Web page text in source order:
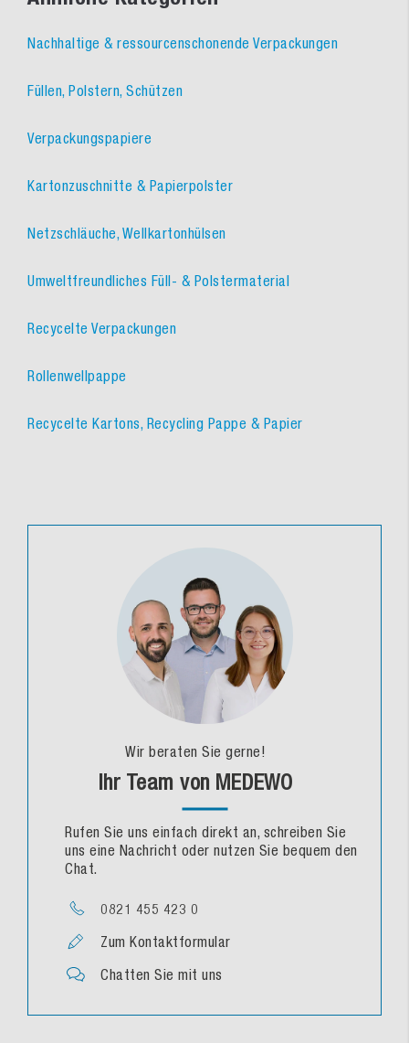
Nachhaltige & ressourcenschonende Verpackungen
Füllen, Polstern, Schützen
Verpackungspapiere
Kartonzuschnitte & Papierpolster
Netzschläuche, Wellkartonhülsen
Umweltfreundliches Füll- & Polstermaterial
Recycelte Verpackungen
Rollenwellpappe
Recycelte Kartons, Recycling Pappe & Papier
Wir beraten Sie gerne!
Ihr Team von MEDEWO
Rufen Sie uns einfach direkt an, schreiben Sie
uns eine Nachricht oder nutzen Sie bequem den
Chat.
0821 455 423 0
Zum Kontaktformular
Chatten Sie mit uns